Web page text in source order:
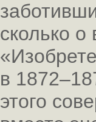
сколько
в
этого